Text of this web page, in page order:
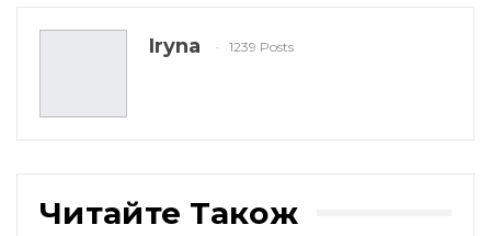
Iryna 1239 Posts
Читайте Також